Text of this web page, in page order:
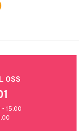
OSS
- 15.00